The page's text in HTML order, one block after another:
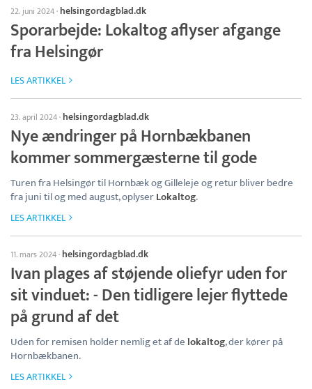
22. juni 2024· helsingordagblad.dk
Sporarbejde: Lokaltog aflyser afgange
fra Helsingør
LES ARTIKKEL
23. april 2024· helsingordagblad.dk
Nye ændringer på Hornbækbanen
kommer sommergæsterne til gode
Turen fra Helsingør til Hornbæk og Gilleleje og retur bliver bedre
fra juni til og med august, oplyserLokaltog.
LES ARTIKKEL
11. mars 2024· helsingordagblad.dk
Ivan plages af støjende oliefyr uden for
sit vinduet: - Den tidligere lejer flyttede
på grund af det
Uden for remisen holder nemlig et af de lokaltog, der kører på
Hornbækbanen.
LES ARTIKKEL